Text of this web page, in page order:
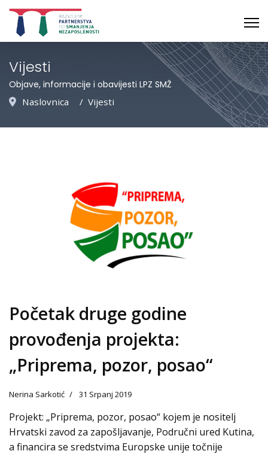
Vijesti
Objave, informacije i obavijesti LPZ SMŽ
Naslovnica
Vijesti
Početak druge godine
provođenja projekta:
„Priprema, pozor, posao“
Nerina Sarkotić 31 Srpanj 2019
Projekt: „Priprema, pozor, posao“ kojem je nositelj
Hrvatski zavod za zapošljavanje, Područni ured Kutina,
a financira se sredstvima Europske unije točnije